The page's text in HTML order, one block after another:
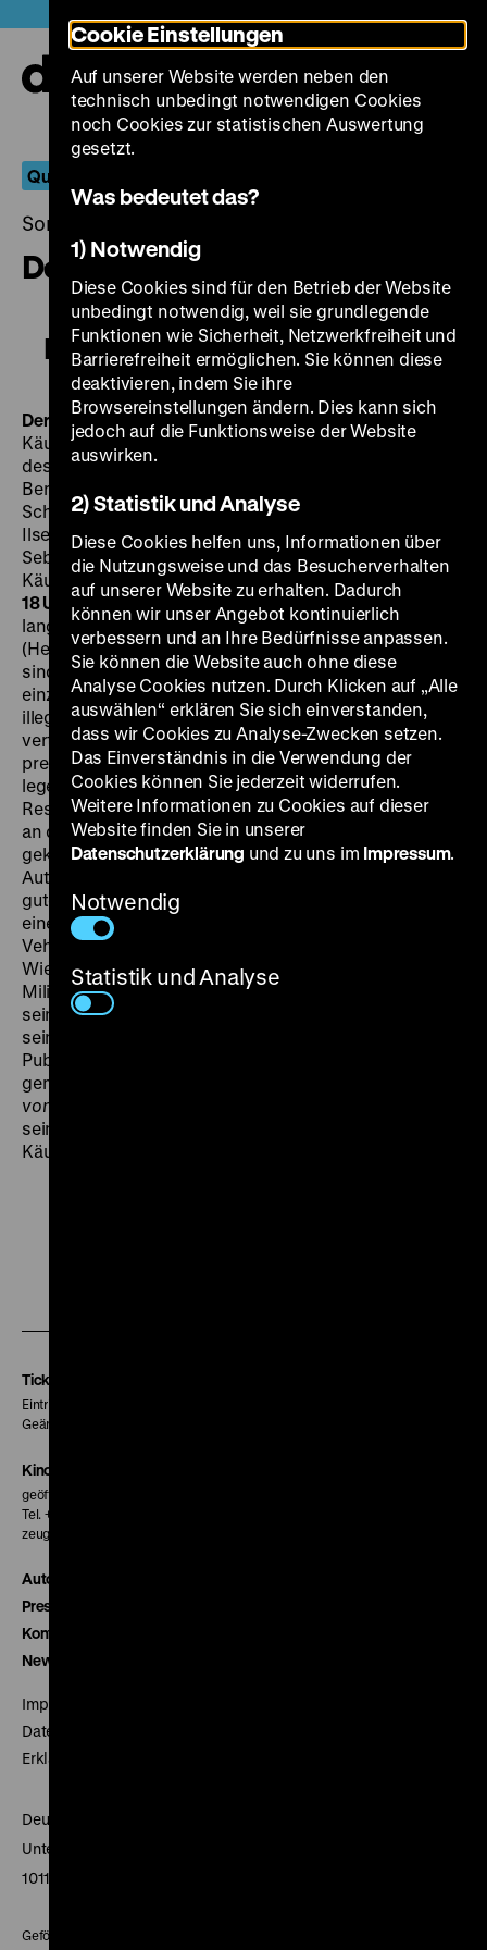
zum
Seiteninhalt
springen
Querläufer
Sonntag, 03. Juni 2018, 17.00 - 00.00 Uhr
Der Hauptmann von Köpenick
Der Hauptmann von Köpenick
Der Hauptmann von KöpenickBRD 1956, R: Helmut
Käutner, B: Helmut Käutner und Carl Zuckmayer nach
dessen gleichnamigem Stück, K: Albert Benitz, M:
Bernhard Eichhorn, D: Heinz Rühmann, Hannelore
Schroth, Martin Held, Erich Schellow, Willy A. Kleinau,
Ilse Fürstenberg, Leonard Steckel, Walter Giller, Maria
Sebaldt, Otto Wernicke, Siegfried Lowitz, Helmut
Käutner, 93'·35mm FR 01.06. um 19 Uhr + SO 03.06. um
18 Uhr Deutschland vor der Jahrhundertwende: Nach
langjähriger Haft wird der arme Schuster Carl Voigt
(Heinz Rühmann) entlassen – doch ohne Papiere. So
sind seine Versuche, sich wieder in die Gesellschaft
einzugliedern, zum Scheitern verurteilt. Nach einer
illegalen Verzweiflungstat wird Voigt wieder verhaftet,
vertieft sich in der Gefängnisbibliothek in die
preußische Militärgeschichte und heckt einen
legendären Schelmenstreich aus, als die
Resozialisierung nach der erneuten Entlassung wieder
an der Bürokratie scheitert. Durch eine beim Trödler
gekaufte Hauptmannsuniform wird Voigt plötzlich zur
Autoritätsfigur. Aber wie lange kann der Bluff
gutgehen? In Zuckmayers gleichnamigem Stück nach
einer wahren Begebenheit sah Käutner das ideale
Vehikel, um in Zeiten der bundesdeutschen
Wiederbewaffnung eine satirische Warnung gegen
Militarismustendenzen und „Uniformanhimmelei“ (so
sein Produzent Walter Koppel) auszusprechen. Trotz
seiner – durch die Käutner-Wunschbesetzung mit
Publikumsliebling Heinz Rühmann verstärkten –
gemütlichen Klassiker-Aura zeigt sich
von Köpenick
seiner Rhythmisierung als bemerkenswert pointiertes
Käutner-Stück. (chh)
Tickets
Eintritt 5 €
Geänderte Preise sind im Programm vermerkt.
Kinokasse
geöffnet 30 Minuten vor Beginn der ersten Vorstellung
Tel. + 49 30 20304-770
zeughauskino@dhm.de
Autor*innen
Presse
Kontakt
Newsletter
Impressum
Datenschutz
Erklärung digitale Barrierefreiheit
Deutsches Historisches Museum
Unter den Linden 2
10117 Berlin
Gefördert mit Mitteln des Beauftragten der Bundesregierung für
Cookie Einstellungen
Auf unserer Website werden neben den
technisch unbedingt notwendigen Cookies
noch Cookies zur statistischen Auswertung
gesetzt.
Was bedeutet das?
1) Notwendig
Diese Cookies sind für den Betrieb der Website
unbedingt notwendig, weil sie grundlegende
Funktionen wie Sicherheit, Netzwerkfreiheit und
Barrierefreiheit ermöglichen. Sie können diese
deaktivieren, indem Sie ihre
Browsereinstellungen ändern. Dies kann sich
jedoch auf die Funktionsweise der Website
auswirken.
2) Statistik und Analyse
Diese Cookies helfen uns, Informationen über
die Nutzungsweise und das Besucherverhalten
auf unserer Website zu erhalten. Dadurch
können wir unser Angebot kontinuierlich
verbessern und an Ihre Bedürfnisse anpassen.
Sie können die Website auch ohne diese
Analyse Cookies nutzen. Durch Klicken auf „Alle
auswählen“ erklären Sie sich einverstanden,
dass wir Cookies zu Analyse-Zwecken setzen.
Das Einverständnis in die Verwendung der
Cookies können Sie jederzeit widerrufen.
Weitere Informationen zu Cookies auf dieser
Website finden Sie in unserer
Datenschutzerklärung und zu uns im Impressum.
Notwendig
Statistik und Analyse